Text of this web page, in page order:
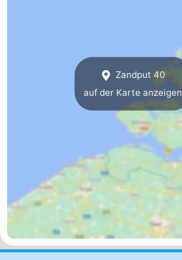
Zandput 40
auf der Karte anzeigen